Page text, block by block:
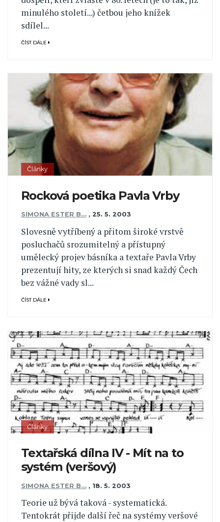
minulého století...) četbou jeho knížek
sdílel...
ČÍST DÁLE
Články
Rocková poetika Pavla Vrby
SIMONA ESTER B… , 25. 5. 2003
Slovesně vytříbený a přitom široké vrstvě
posluchačů srozumitelný a přístupný
umělecký projev básníka a textaře Pavla Vrby
prezentují hity, ze kterých si snad každý Čech
bez vážné vady sl...
ČÍST DÁLE
Články
Textařská dílna IV - Mít na to
systém (veršový)
SIMONA ESTER B… , 18. 5. 2003
Teorie už bývá taková - systematická.
Tentokrát přijde další řeč na systémy veršové